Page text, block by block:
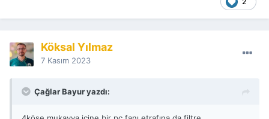
Köksal Yılmaz
7 Kasım 2023
Çağlar Bayur yazdı: